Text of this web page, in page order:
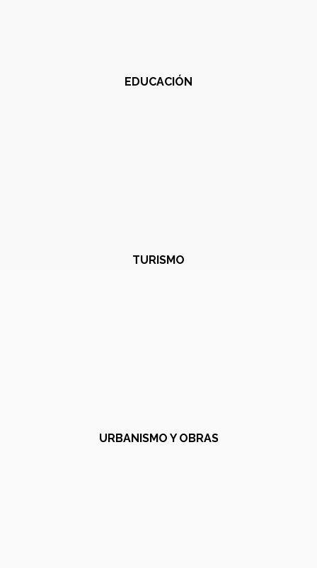
EDUCACIÓN
TURISMO
URBANISMO Y OBRAS